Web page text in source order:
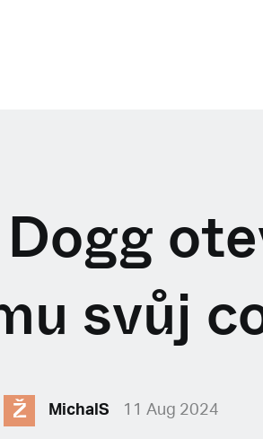
svůj
Ž MichalS 11 Aug 2024